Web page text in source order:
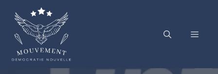
contenu
Menu